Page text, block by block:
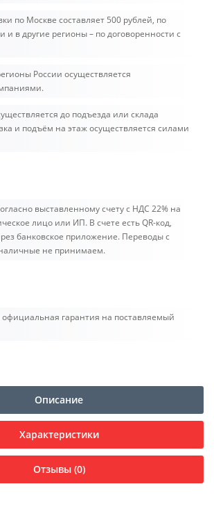
по Москве составляет 500 рублей, по
и в другие регионы – по договоренности с
России осуществляется
до подъезда или склада
и подъём на этаж осуществляется силами
выставленному счету c НДС 22% на
лицо или ИП. В счете есть QR-код,
банковское приложение. Переводы с
не принимаем.
официальная гарантия на поставляемый
Описание
Характеристики
Отзывы (0)